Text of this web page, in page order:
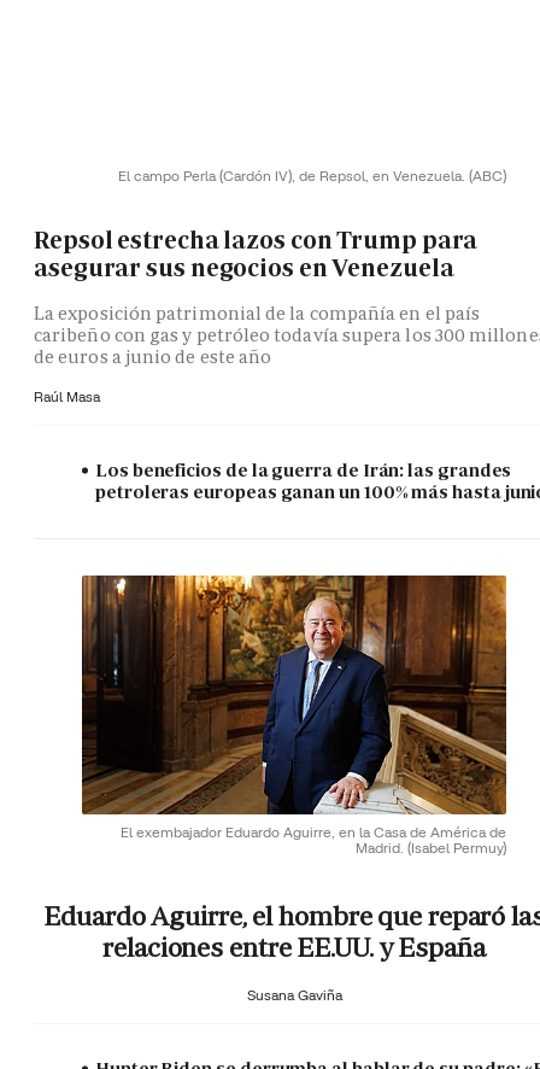
El campo Perla (Cardón IV), de Repsol, en Venezuela. (ABC)
Repsol estrecha lazos con Trump para
asegurar sus negocios en Venezuela
La exposición patrimonial de la compañía en el país
caribeño con gas y petróleo todavía supera los 300
de euros a junio de este año
Raúl Masa
Los beneficios de la guerra de Irán: las grandes
petroleras europeas ganan un 100% más hasta
El exembajador Eduardo Aguirre, en la Casa de América de
Madrid. (Isabel Permuy)
Eduardo Aguirre, el hombre que reparó
relaciones entre EE.UU. y España
Susana Gaviña